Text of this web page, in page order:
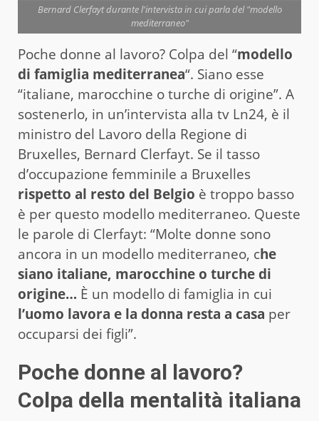
Bernard Clerfayt durante l'intervista in cui parla del "modello
mediterraneo"
Poche donne al lavoro? Colpa del “modello
di famiglia mediterranea“. Siano esse
“italiane, marocchine o turche di origine”. A
sostenerlo, in un’intervista alla tv Ln24, è il
ministro del Lavoro della Regione di
Bruxelles, Bernard Clerfayt. Se il tasso
d’occupazione femminile a Bruxelles
rispetto al resto del Belgio è troppo basso
è per questo modello mediterraneo. Queste
le parole di Clerfayt: “Molte donne sono
ancora in un modello mediterraneo, che
siano italiane, marocchine o turche di
origine… È un modello di famiglia in cui
l’uomo lavora e la donna resta a casa per
occuparsi dei figli”.
Poche donne al lavoro?
Colpa della mentalità italiana